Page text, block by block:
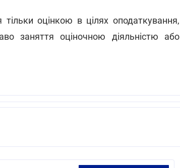
тільки оцінкою в цілях оподаткування,
заняття оціночною діяльністю або